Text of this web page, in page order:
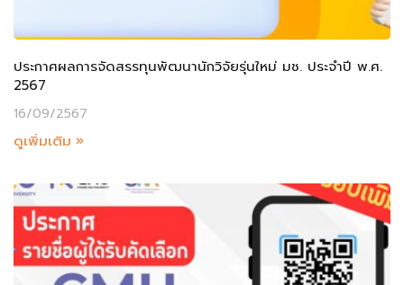
ประกาศผลการจัดสรรทุนพัฒนานักวิจัยรุ่นใหม่ มช. ประจำปี พ.ศ.
2567
16/09/2567
ดูเพิ่มเติม »